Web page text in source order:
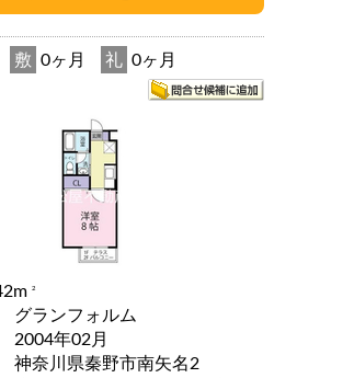
敷 0ヶ月 礼 0ヶ月
2
グランフォルム
2004年02月
神奈川県秦野市南矢名2